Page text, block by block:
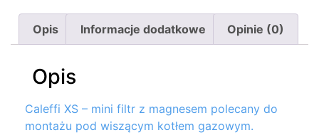
Opis Informacje dodatkowe Opinie (0)
Opis
Caleffi XS – mini filtr z magnesem polecany do
montażu pod wiszącym kotłem gazowym.